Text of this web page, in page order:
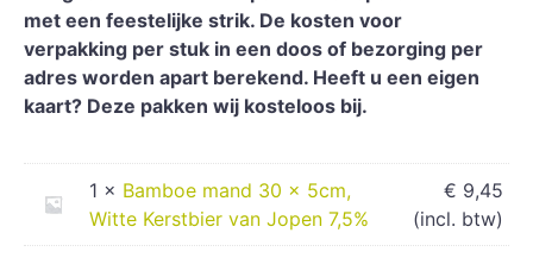
met een feestelijke strik. De kosten voor
verpakking per stuk in een doos of bezorging per
adres worden apart berekend. Heeft u een eigen
kaart? Deze pakken wij kosteloos bij.
1 × Bamboe mand 30 x 5cm,
Witte Kerstbier van Jopen 7,5%
€ 9,45
(incl. btw)